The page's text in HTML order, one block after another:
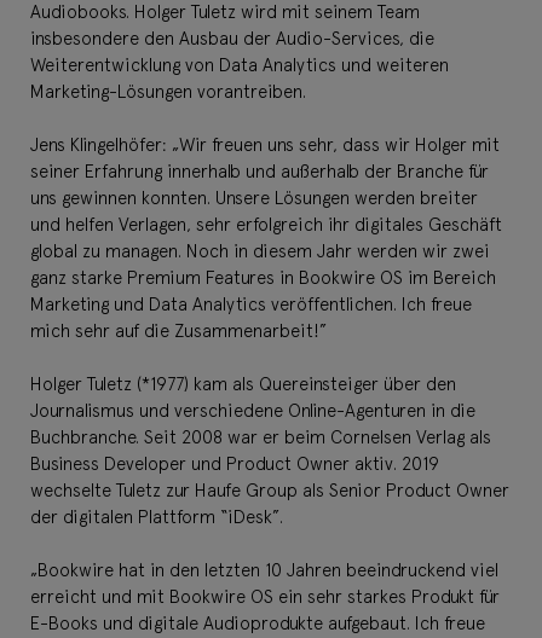
Audiobooks. Holger Tuletz wird mit seinem Team
insbesondere den Ausbau der Audio-Services, die
Weiterentwicklung von Data Analytics und weiteren
Marketing-Lösungen vorantreiben.
Jens Klingelhöfer: „Wir freuen uns sehr, dass wir Holger mit
seiner Erfahrung innerhalb und außerhalb der Branche für
uns gewinnen konnten. Unsere Lösungen werden breiter
und helfen Verlagen, sehr erfolgreich ihr digitales Geschäft
global zu managen. Noch in diesem Jahr werden wir zwei
ganz starke Premium Features in Bookwire OS im Bereich
Marketing und Data Analytics veröffentlichen. Ich freue
mich sehr auf die Zusammenarbeit!”
Holger Tuletz (*1977) kam als Quereinsteiger über den
Journalismus und verschiedene Online-Agenturen in die
Buchbranche. Seit 2008 war er beim Cornelsen Verlag als
Business Developer und Product Owner aktiv. 2019
wechselte Tuletz zur Haufe Group als Senior Product Owner
der digitalen Plattform “iDesk”.
„Bookwire hat in den letzten 10 Jahren beeindruckend viel
erreicht und mit Bookwire OS ein sehr starkes Produkt für
E-Books und digitale Audioprodukte aufgebaut. Ich freue